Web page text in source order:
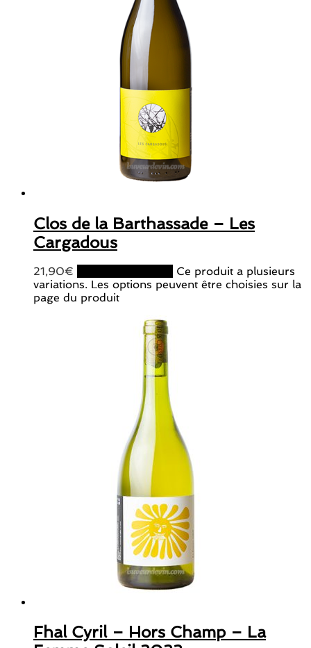
Clos de la Barthassade – Les
Cargadous
21,90€
Ce produit a plusieurs
variations. Les options peuvent être choisies sur la
page du produit
Fhal Cyril – Hors Champ – La